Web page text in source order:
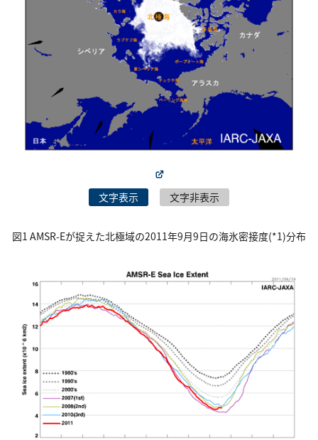
文字表示 文字非表示
図1 AMSR-Eが捉えた北極域の2011年9月9日の海氷密接度(*1)分布